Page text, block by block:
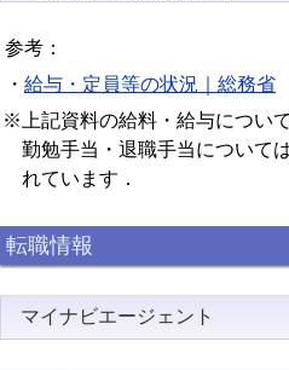
参考：
・ 給与・定員等の状況｜総務省
※上記資料の給料・給与につい
勤勉手当・退職手当について
れています．
転職情報
マイナビエージェント